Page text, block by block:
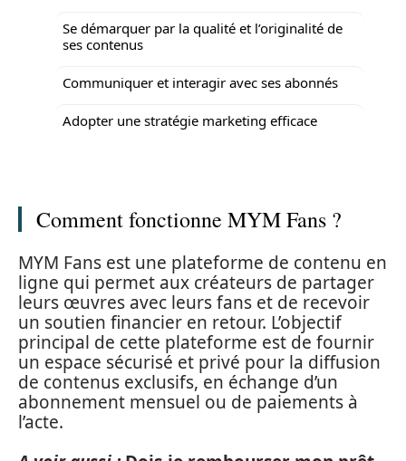
Se démarquer par la qualité et l’originalité de
ses contenus
Communiquer et interagir avec ses abonnés
Adopter une stratégie marketing efficace
Comment fonctionne MYM Fans ?
MYM Fans est une plateforme de contenu en
ligne qui permet aux créateurs de partager
leurs œuvres avec leurs fans et de recevoir
un soutien financier en retour. L’objectif
principal de cette plateforme est de fournir
un espace sécurisé et privé pour la diffusion
de contenus exclusifs, en échange d’un
abonnement mensuel ou de paiements à
l’acte.